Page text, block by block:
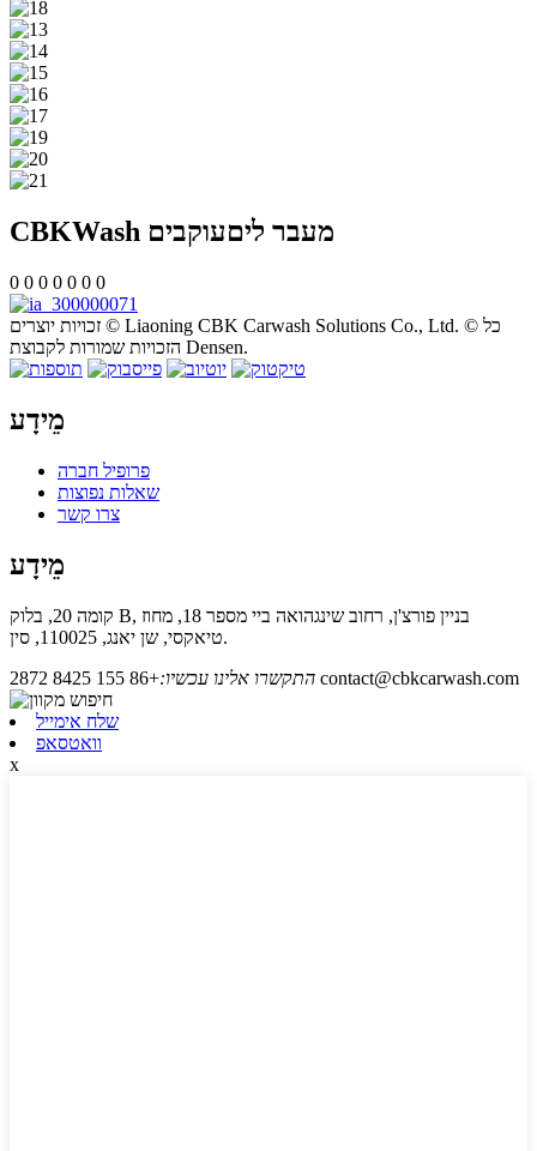
CBKWash מעבר ליםעוקבים
0 0 0 0 0 0 0
זכויות יוצרים © Liaoning CBK Carwash Solutions Co., Ltd. © כל
הזכויות שמורות לקבוצת Densen.
מֵידָע
פרופיל חברה
שאלות נפוצות
צרו קשר
מֵידָע
קומה 20, בלוק B, בניין פורצ'ן, רחוב שינגהואה ביי מספר 18, מחוז
טיאקסי, שן יאנג, 110025, סין.
התקשרו אלינו עכשיו:+86 155 8425 2872 contact@cbkcarwash.com
שלח אימייל
וואטסאפ
x